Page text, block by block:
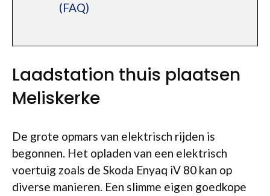
(FAQ)
Laadstation thuis plaatsen
Meliskerke
De grote opmars van elektrisch rijden is
begonnen. Het opladen van een elektrisch
voertuig zoals de Skoda Enyaq iV 80 kan op
diverse manieren. Een slimme eigen goedkope